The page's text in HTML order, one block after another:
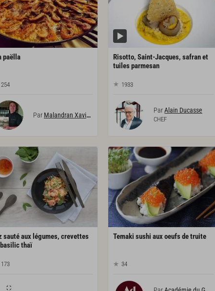
paëlla
254
Par Malandran Xavier
Risotto, Saint-Jacques, safran et
tuiles parmesan
1933
ParAlain Ducasse
CHEF
sauté aux légumes, crevettes
thaï
173
Temaki sushi auxoeufsdetruite
34